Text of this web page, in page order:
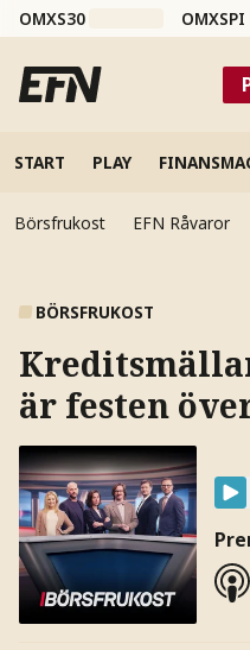
OMXS30 OMXSPI
START PLAY
Börsfrukost EFN Råvaror
BÖRSFRUKOST
är festen